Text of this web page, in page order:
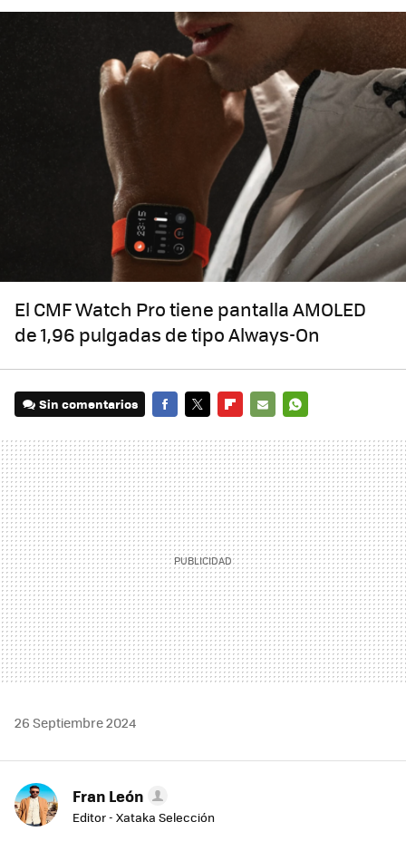
El CMF Watch Pro tiene pantalla AMOLED
de 1,96 pulgadas de tipo Always-On
Sin comentarios
MAIL
26 Septiembre 2024
Fran León
Editor - Xataka Selección